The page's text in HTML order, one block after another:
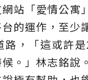
站「愛情公寓
的運作，至少
路，「這或許
。」林志銘說